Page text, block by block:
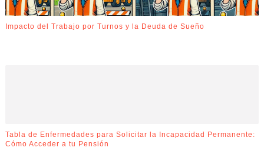
Impacto del Trabajo por Turnos y la Deuda de Sueño
Tabla de Enfermedades para Solicitar la Incapacidad Permanente:
Cómo Acceder a tu Pensión